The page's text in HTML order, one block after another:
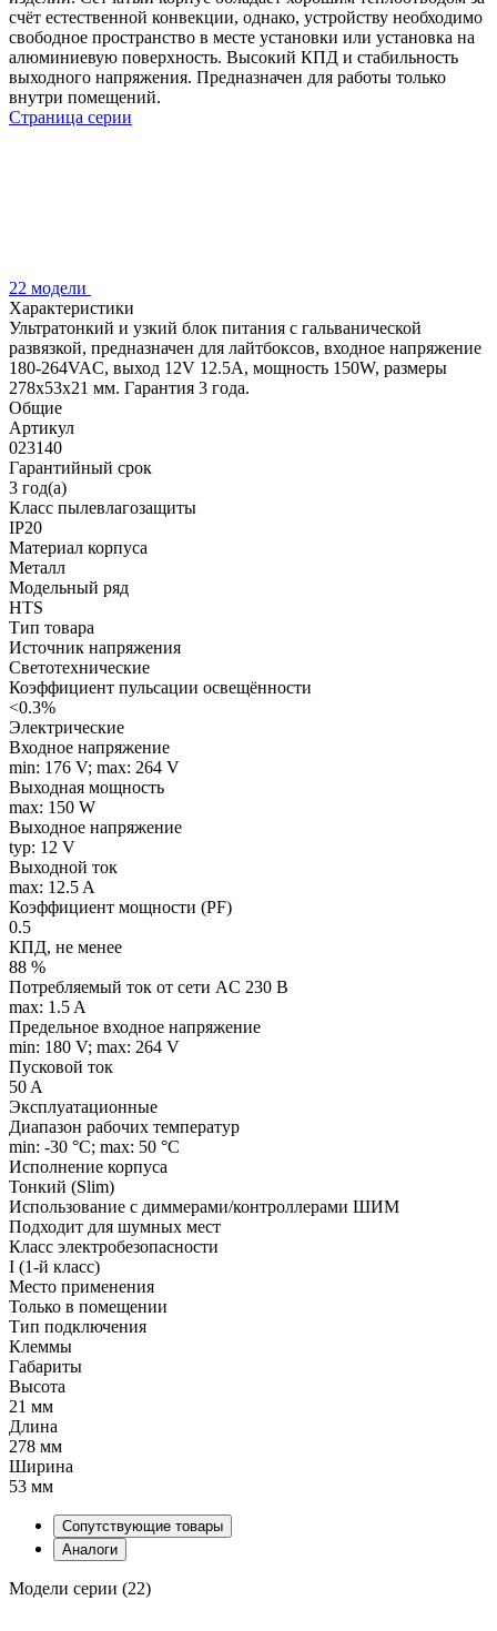
счёт естественной конвекции, однако, устройству необходимо
свободное пространство в месте установки или установка на
алюминиевую поверхность. Высокий КПД и стабильность
выходного напряжения. Предназначен для работы только
внутри помещений.
Страница серии
22 модели
Характеристики
Ультратонкий и узкий блок питания с гальванической
развязкой, предназначен для лайтбоксов, входное напряжение
180-264VAC, выход 12V 12.5A, мощность 150W, размеры
278x53x21 мм. Гарантия 3 года.
Общие
Артикул
023140
Гарантийный срок
3 год(а)
Класс пылевлагозащиты
IP20
Материал корпуса
Металл
Модельный ряд
HTS
Тип товара
Источник напряжения
Светотехнические
Коэффициент пульсации освещённости
<0.3%
Электрические
Входное напряжение
min: 176 V; max: 264 V
Выходная мощность
max: 150 W
Выходное напряжение
typ: 12 V
Выходной ток
max: 12.5 A
Коэффициент мощности (PF)
0.5
КПД, не менее
88 %
Потребляемый ток от сети AC 230 В
max: 1.5 A
Предельное входное напряжение
min: 180 V; max: 264 V
Пусковой ток
50 A
Эксплуатационные
Диапазон рабочих температур
min: -30 °C; max: 50 °C
Исполнение корпуса
Тонкий (Slim)
Использование с диммерами/контроллерами ШИМ
Подходит для шумных мест
Класс электробезопасности
I (1-й класс)
Место применения
Только в помещении
Тип подключения
Клеммы
Габариты
Высота
21 мм
Длина
278 мм
Ширина
53 мм
Сопутствующие товары
Аналоги
Модели серии (22)